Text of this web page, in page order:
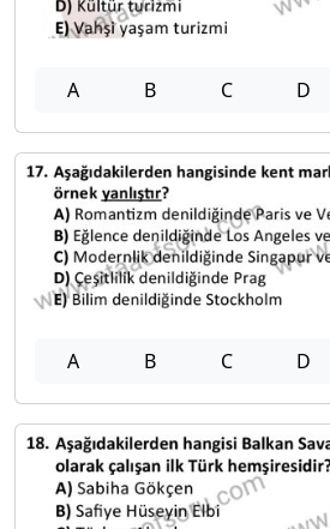
A B C D
A B C D